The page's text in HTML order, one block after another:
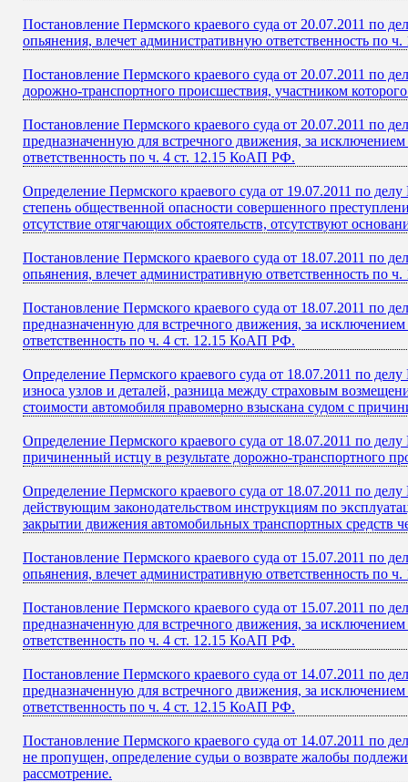
Постановление Пермского краевого суда от 20.07.2011 по
опьянения, влечет административную ответственность по
Постановление Пермского краевого суда от 20.07.2011 по
дорожно-транспортного происшествия, участником
Постановление Пермского краевого суда от 20.07.2011 по
предназначенную для встречного движения, за
ответственность по ч. 4 ст. 12.15 КоАП РФ.
Определение Пермского краевого суда от 19.07.2011 по
степень общественной опасности совершенного
отсутствие отягчающих обстоятельств, отсутствуют
Постановление Пермского краевого суда от 18.07.2011 по
опьянения, влечет административную ответственность по
Постановление Пермского краевого суда от 18.07.2011 по
предназначенную для встречного движения, за
ответственность по ч. 4 ст. 12.15 КоАП РФ.
Определение Пермского краевого суда от 18.07.2011 по
износа узлов и деталей, разница между страховым
стоимости автомобиля правомерно взыскана судом с
Определение Пермского краевого суда от 18.07.2011 по
причиненный истцу в результате дорожно-транспортного
Определение Пермского краевого суда от 18.07.2011 по
действующим законодательством инструкциям по
закрытии движения автомобильных транспортных средств
Постановление Пермского краевого суда от 15.07.2011 по
опьянения, влечет административную ответственность по
Постановление Пермского краевого суда от 15.07.2011 по
предназначенную для встречного движения, за
ответственность по ч. 4 ст. 12.15 КоАП РФ.
Постановление Пермского краевого суда от 14.07.2011 по
предназначенную для встречного движения, за
ответственность по ч. 4 ст. 12.15 КоАП РФ.
Постановление Пермского краевого суда от 14.07.2011 по
не пропущен, определение судьи о возврате жалобы
рассмотрение.